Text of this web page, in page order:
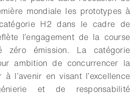
mondiale les prototypes à
H2 dans le cadre de
l’engagement de la course
zéro émission. La catégorie
ambition de concurrencer la
l’avenir en visant l’excellence
et de responsabilité